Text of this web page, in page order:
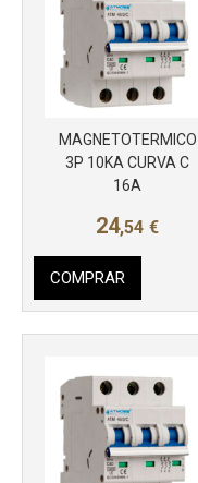
MAGNETOTERMICO
3P 10KA CURVA C
16A
24,54 €
COMPRAR
Más info